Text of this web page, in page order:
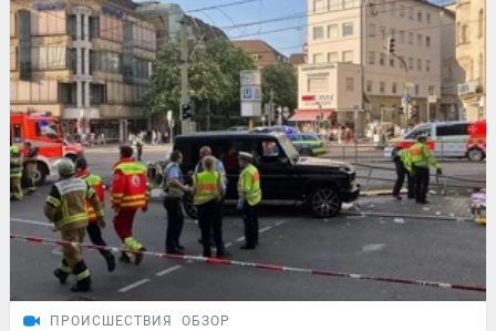
ПРОИСШЕСТВИЯ ОБЗОР